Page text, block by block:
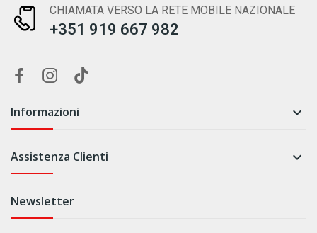
CHIAMATA VERSO LA RETE MOBILE NAZIONALE
+351 919 667 982
Informazioni 
Assistenza Clienti 
Newsletter